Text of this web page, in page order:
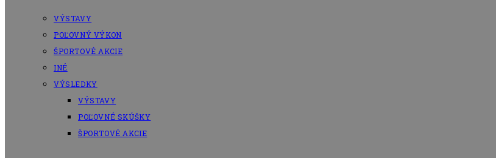
VÝSTAVY
POĽOVNÝ VÝKON
ŠPORTOVÉ AKCIE
INÉ
VÝSLEDKY
VÝSTAVY
POĽOVNÉ SKÚŠKY
ŠPORTOVÉ AKCIE